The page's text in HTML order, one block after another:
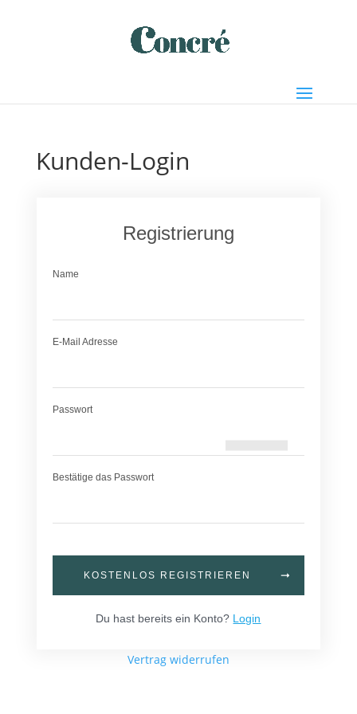
Kunden-Login
Registrierung
Name
E-Mail Adresse
Passwort
Bestätige das Passwort
KOSTENLOS REGISTRIEREN
Du hast bereits ein Konto? Login
Online-Anfrage
Vertrag widerrufen